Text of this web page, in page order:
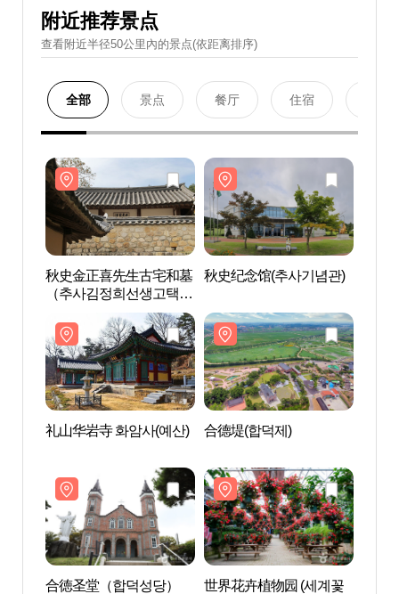
附近推荐景点
查看附近半径50公里內的景点(依距离排序)
全部 景点 餐厅 住宿
秋史金正喜先生古宅和墓
（추사김정희선생고택·
秋史纪念馆(추사기념관)
礼山华岩寺 화암사(예산) 合德堤(합덕제)
合徳圣堂（합덕성당）
世界花卉植物园 (세계꽃